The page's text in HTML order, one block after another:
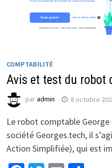
COMPTABILITÉ
Avis et test du robot
paradmin 8 octobre
Le robot comptable
société Georges.tech, il
Action Simplifiée), qui est